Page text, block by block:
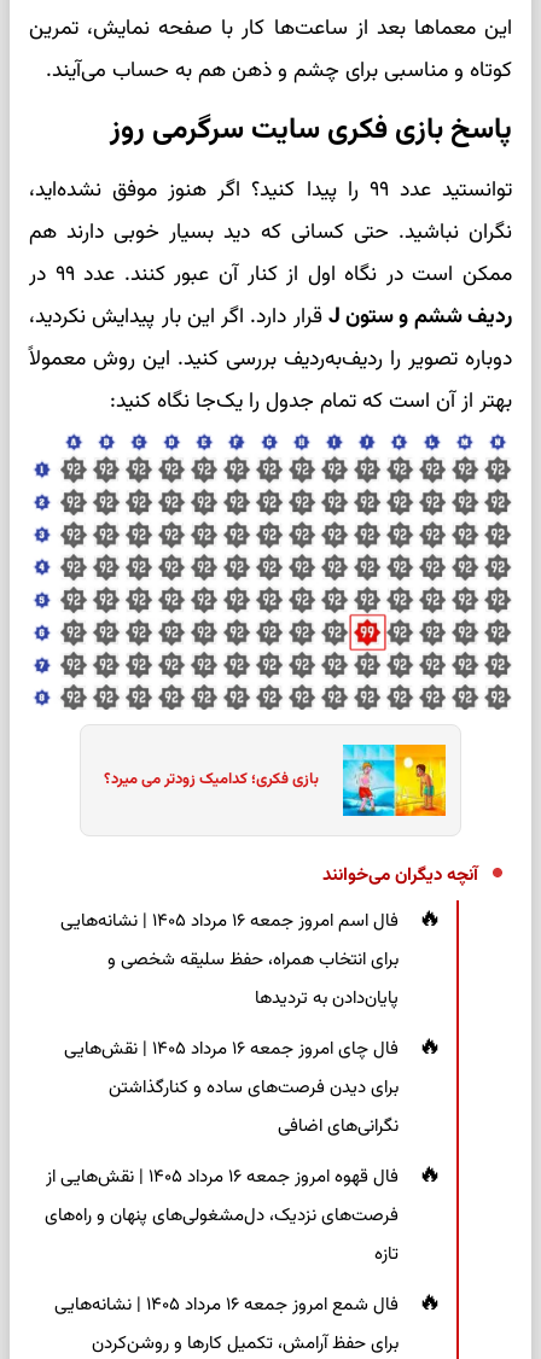
این معماها بعد از ساعت‌ها کار با صفحه نمایش، تمرین
کوتاه و مناسبی برای چشم و ذهن هم به حساب می‌آیند.
پاسخ بازی فکری سایت سرگرمی روز
توانستید عدد ۹۹ را پیدا کنید؟ اگر هنوز موفق نشده‌اید،
نگران نباشید. حتی کسانی که دید بسیار خوبی دارند هم
ممکن است در نگاه اول از کنار آن عبور کنند. عدد ۹۹ در
ردیف ششم و ستون J
قرار دارد. اگر این بار پیدایش نکردید،
دوباره تصویر را ردیف‌به‌ردیف بررسی کنید. این روش معمولاً
بهتر از آن است که تمام جدول را یک‌جا نگاه کنید:
بازی فکری؛ کدامیک زودتر می میرد؟
آنچه دیگران می‌خوانند
فال اسم امروز جمعه ۱۶ مرداد ۱۴۰۵ | نشانه‌هایی
برای انتخاب همراه، حفظ سلیقه شخصی و
پایان‌دادن به تردیدها
فال چای امروز جمعه ۱۶ مرداد ۱۴۰۵ | نقش‌هایی
برای دیدن فرصت‌های ساده و کنارگذاشتن
نگرانی‌های اضافی
فال قهوه امروز جمعه ۱۶ مرداد ۱۴۰۵ | نقش‌هایی از
فرصت‌های نزدیک، دل‌مشغولی‌های پنهان و راه‌های
تازه
فال شمع امروز جمعه ۱۶ مرداد ۱۴۰۵ | نشانه‌هایی
برای حفظ آرامش، تکمیل کارها و روشن‌کردن